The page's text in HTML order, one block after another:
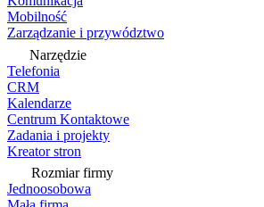
Mobilność
Zarządzanie i przywództwo
Narzędzie
Telefonia
CRM
Kalendarze
Centrum Kontaktowe
Zadania i projekty
Kreator stron
Rozmiar firmy
Jednoosobowa